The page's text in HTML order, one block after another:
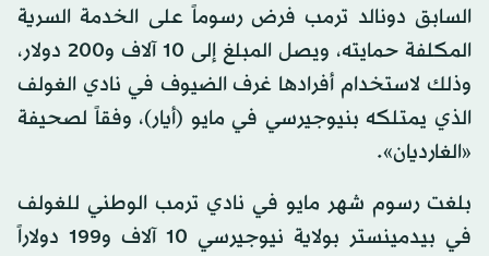
السابق دونالد ترمب فرض رسوماً على الخدمة السرية
المكلفة حمايته، ويصل المبلغ إلى 10 آلاف و200 دولار،
وذلك لاستخدام أفرادها غرف الضيوف في نادي الغولف
الذي يمتلكه بنيوجيرسي في مايو (أيار)، وفقاً لصحيفة
«الغارديان».
بلغت رسوم شهر مايو في نادي ترمب الوطني للغولف
في بيدمينستر بولاية نيوجيرسي 10 آلاف و199 دولاراً